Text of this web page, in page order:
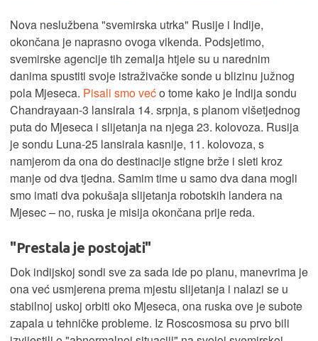
Nova neslužbena "svemirska utrka" Rusije i Indije,
okončana je naprasno ovoga vikenda. Podsjetimo,
svemirske agencije tih zemalja htjele su u narednim
danima spustiti svoje istraživačke sonde u blizinu južnog
pola Mjeseca. Pisali smo većo tome kako je Indija sondu
Chandrayaan-3 lansirala 14. srpnja, s planom višetjednog
puta do Mjeseca i slijetanja na njega 23. kolovoza. Rusija
je sondu Luna-25 lansirala kasnije, 11. kolovoza, s
namjerom da ona do destinacije stigne brže i sleti kroz
manje od dva tjedna. Samim time u samo dva dana mogli
smo imati dva pokušaja slijetanja robotskih landera na
Mjesec – no, ruska je misija okončana prije reda.
"Prestala je postojati"
Dok indijskoj sondi sve za sada ide po planu, manevrima je
ona već usmjerena prema mjestu slijetanja i nalazi se u
stabilnoj uskoj orbiti oko Mjeseca, ona ruska ove je subote
zapala u tehničke probleme. Iz Roscosmosa su prvo bili